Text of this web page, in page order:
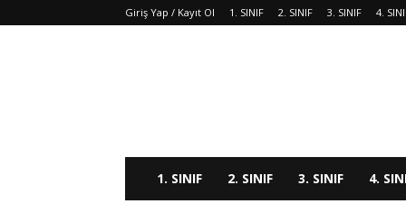
Giriş Yap / Kayıt Ol 1. SINIF 2. SINIF 3. SINIF 4.
1. SINIF 2. SINIF 3. SINIF 4.